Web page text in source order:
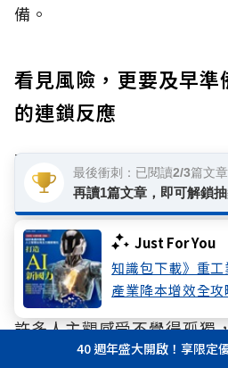
Just For You
知識包下載》重工
產業降本增效全攻
備。
看見風險，更要及早
的連鎖反應
面對身心財與孤獨、孤立風
應？國泰人壽提出了兩大具
行動一：重新檢視社會
在獨處盲點」
許多人主觀感受不覺得孤獨
社會連結。當個人缺乏實際
40 週年盛大開啟！享限定
最後衝刺：已閱讀2/3篇文章
再讀1篇文章，即可解鎖抽